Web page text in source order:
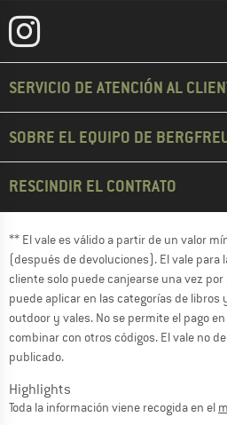
SERVICIO DE ATENCIÓN AL
SOBRE EL EQUIPO DE
RESCINDIR EL CONTRATO
** El vale es válido a partir de un valor
(después de devoluciones). El vale para
cliente solo puede canjearse una vez
puede aplicar en las categorías de libros
outdoor y vales. No se permite el pago
combinar con otros códigos. El vale no
publicado.
Highlights
Toda la información viene recogida en el